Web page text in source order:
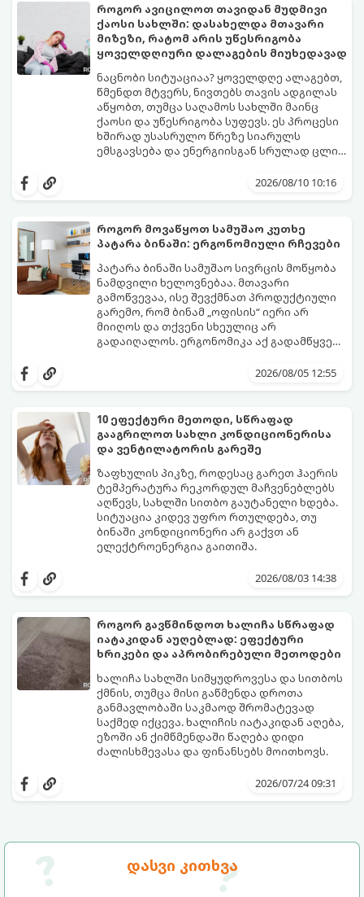
დასვი კითხვა
როგორ ავიცილოთ თავიდან მუდმივი
ქაოსი სახლში: დასახელდა მთავარი
მიზეზი, რატომ არის უწესრიგობა
ყოველდღიური დალაგების მიუხედავად
ნაცნობი სიტუაციაა? ყოველდღე ალაგებთ,
წმენდთ მტვერს, ნივთებს თავის ადგილას
აწყობთ, თუმცა საღამოს სახლში მაინც
ქაოსი და უწესრიგობა სუფევს. ეს პროცესი
ხშირად უსასრულო წრეზე სიარულს
ემსგავსება და ენერგიისგან სრულად ცლის
ექსპერტები ასახელებენ მთავარ მიზეზს,
სამუდამოდ მოსაგვარებლად:
2026/08/10 10:16
როგორ მოვაწყოთ სამუშაო კუთხე
პატარა ბინაში: ერგონომიული რჩევები
პატარა ბინაში სამუშაო სივრცის მოწყობა
ნამდვილი ხელოვნებაა. მთავარი
გამოწვევაა, ისე შევქმნათ პროდუქტიული
გარემო, რომ ბინამ „ოფისის“ იერი არ
მიიღოს და თქვენი სხეულიც არ
გადაიღალოს. ერგონომიკა აქ გადამწყვეტ
2026/08/05 12:55
10 ეფექტური მეთოდი, სწრაფად
გააგრილოთ სახლი კონდიციონერისა
და ვენტილატორის გარეშე
ზაფხულის პიკზე, როდესაც გარეთ ჰაერის
ტემპერატურა რეკორდულ მაჩვენებლებს
აღწევს, სახლში სითბო გაუტანელი ხდება.
სიტუაცია კიდევ უფრო რთულდება, თუ
ბინაში კონდიციონერი არ გაქვთ ან
ელექტროენერგია გაითიშა.
კანონები და გამოცდილი ყოფითი ხრიკები,
სასიამოვნო სიგრილე სპეციალური
ტექნიკის გარეშეც.
გთავაზობთ 10 საუკეთესო და
ხელმისაწვდომ მეთოდს:
2026/08/03 14:38
როგორ გავწმინდოთ ხალიჩა სწრაფად
იატაკიდან აუღებლად: ეფექტური
ხრიკები და აპრობირებული მეთოდები
ხალიჩა სახლში სიმყუდროვესა და სითბოს
ქმნის, თუმცა მისი გაწმენდა დროთა
განმავლობაში საკმაოდ შრომატევად
საქმედ იქცევა. ხალიჩის იატაკიდან აღება,
ეზოში ან ქიმწმენდაში წაღება დიდი
ძალისხმევასა და ფინანსებს მოითხოვს.
ეფექტური, ბიუჯეტური და აპრობირებული
სიახლის დაბრუნებას.
2026/07/24 09:31